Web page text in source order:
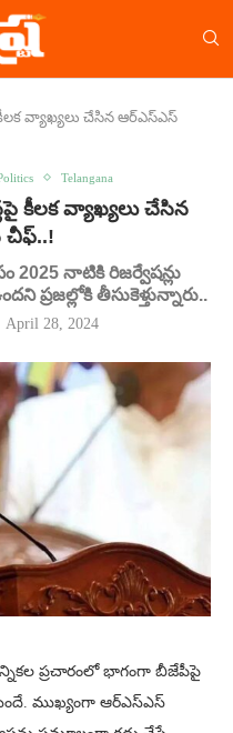
కీలక వ్యాఖ్యలు చేసిన ఆర్ఎస్ఎస్
Telangana
కీలక వ్యాఖ్యలు చేసిన
చీఫ్..!
నాటికి రిజర్వేషన్లు
ప్రజల్లోకి తీసుకెళ్తున్నారు..
April 28, 2024
ప్రచారంలో భాగంగా బీజేపీపై
ముఖ్యంగా ఆర్ఎస్ఎస్